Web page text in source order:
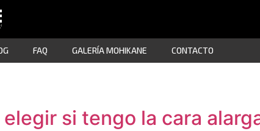
FAQ GALERÍA MOHIKANE CONTACTO
si tengo la cara